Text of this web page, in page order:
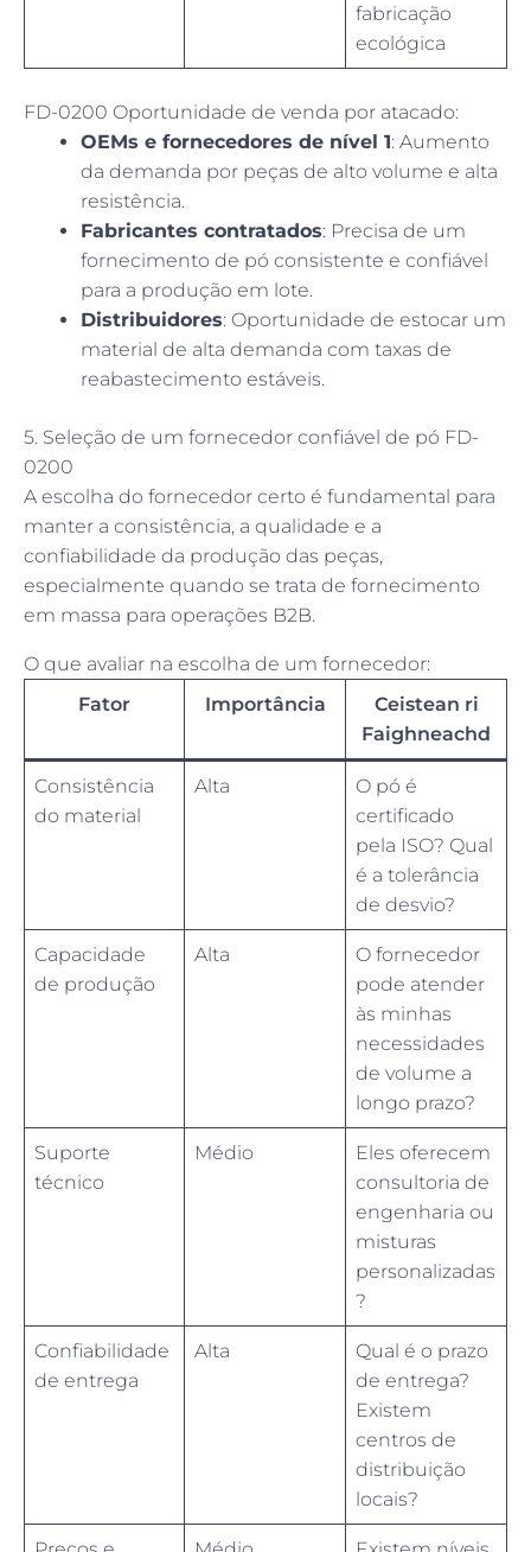
fabricação
ecológica
FD-0200 Oportunidade de venda por atacado:
OEMs e fornecedores de nível 1: Aumento
da demanda por peças de alto volume e alta
resistência.
Fabricantes contratados: Precisa de um
fornecimento de pó consistente e confiável
para a produção em lote.
Distribuidores: Oportunidade de estocar um
material de alta demanda com taxas de
reabastecimento estáveis.
5. Seleção de um fornecedor confiável de pó FD-
0200
A escolha do fornecedor certo é fundamental para
manter a consistência, a qualidade e a
confiabilidade da produção das peças,
especialmente quando se trata de fornecimento
em massa para operações B2B.
O que avaliar na escolha de um fornecedor:
Fator
Importância
Ceistean ri
Faighneachd
Consistência
do material
Alta
O pó é
certificado
pela ISO? Qual
é a tolerância
de desvio?
Capacidade
de produção
Alta
O fornecedor
pode atender
às minhas
necessidades
de volume a
longo prazo?
Suporte
técnico
Médio
Eles oferecem
consultoria de
engenharia ou
misturas
personalizadas
?
Confiabilidade
de entrega
Alta
Qual é o prazo
de entrega?
Existem
centros de
distribuição
locais?